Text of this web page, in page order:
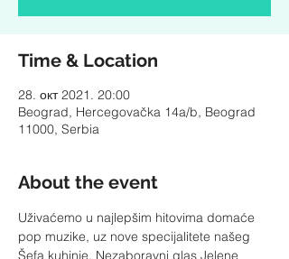
Time & Location
28. окт 2021. 20:00
Beograd, Hercegovačka 14a/b, Beograd
11000, Serbia
About the event
Uživaćemo u najlepšim hitovima domaće
pop muzike, uz nove specijalitete našeg
Šefa kuhinje. Nezaboravni glas Jelene